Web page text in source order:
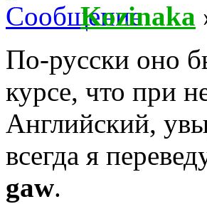
Kozinaka
По-русски оно
курсе, что при
Английский,
всегда я
gaw.